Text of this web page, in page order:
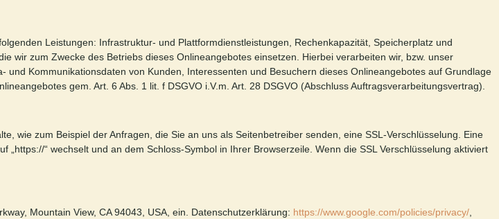
Leistungen: Infrastruktur- und Plattformdienstleistungen, Rechenkapazität, Speicherplatz und
wir zum Zwecke des Betriebs dieses Onlineangebotes einsetzen. Hierbei verarbeiten wir, bzw. unser
Kommunikationsdaten von Kunden, Interessenten und Besuchern dieses Onlineangebotes auf Grundlage
gem. Art. 6 Abs. 1 lit. f DSGVO i.V.m. Art. 28 DSGVO (Abschluss Auftragsverarbeitungsvertrag).
wie zum Beispiel der Anfragen, die Sie an uns als Seitenbetreiber senden, eine SSL-Verschlüsselung. Eine
“ wechselt und an dem Schloss-Symbol in Ihrer Browserzeile. Wenn die SSL Verschlüsselung aktiviert
Mountain View, CA 94043, USA, ein. Datenschutzerklärung: https://www.google.com/policies/privacy/